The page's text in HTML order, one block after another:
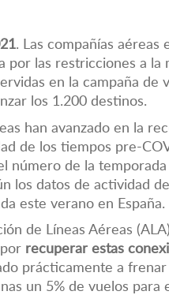
. Las compañías
por las restricciones a
en la campaña
los 1.200 destinos.
han avanzado en la
de los tiempos pre-
número de la
los datos de actividad
este verano en España.
de Líneas Aéreas
recuperar estas
prácticamente a
un 5% de vuelos